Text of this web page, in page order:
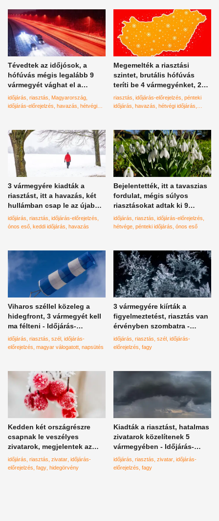
Tévedtek az időjósok, a
hófúvás mégis legalább 9
vármegyét vághat el a
külvilágtól - Időjárás-
előrejelzés
időjárás riasztás
Magyarország
időjárás-előrejelzés havazás hétvégi
Megemelték a riasztási
szintet, brutális hófúvás
teríti be 4 vármegyénket, 20
centi hó érkezik - Időjárás-
előrejelzés
riasztás időjárás-előrejelzés pénteki
időjárás havazás hétvégi időjárás
3 vármegyére kiadták a
riasztást, itt a havazás, két
hullámban csap le az újabb
mediterrán ciklon - Időjárás-
előrejelzés
időjárás riasztás időjárás-előrejelzés
ónos eső keddi időjárás havazás
Bejelentették, itt a tavaszias
fordulat, mégis súlyos
riasztásokat adtak ki 9
vármegyére az érkező
ítéletidő miatt - Időjárás-
időjárás riasztás időjárás-előrejelzés
hétvége pénteki időjárás ónos eső
Viharos széllel közeleg a
hidegfront, 3 vármegyét kell
ma félteni - Időjárás-
előrejelzés
időjárás riasztás szél időjárás-
előrejelzés magyar válogatott napsütés
3 vármegyére kiírták a
figyelmeztetést, riasztás van
érvényben szombatra -
Időjárás-előrejelzés
időjárás riasztás szél időjárás-
előrejelzés fagy
Kedden két országrészre
csapnak le veszélyes
zivatarok, megjelentek az
első fagyok is - Időjárás-
előrejelzés
időjárás riasztás zivatar időjárás-
előrejelzés fagy hidegörvény
Kiadták a riasztást, hatalmas
zivatarok közelítenek 5
vármegyében - Időjárás-
előrejelzés
időjárás riasztás zivatar időjárás-
előrejelzés fagy